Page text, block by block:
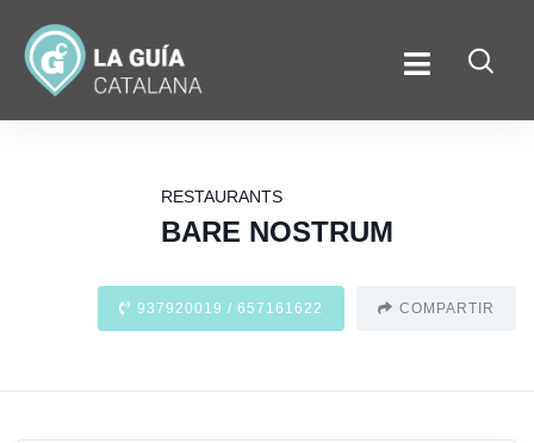
RESTAURANTS
BARE NOSTRUM
937920019 / 657161622 COMPARTIR